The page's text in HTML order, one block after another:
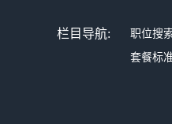
栏目导航: 职位搜
套餐标